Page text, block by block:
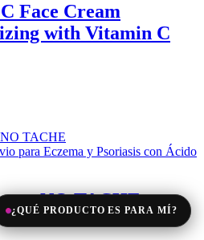
Face Cream
with Vitamin C
NO TACHE
¿QUÉ PRODUCTO ES PARA MÍ?